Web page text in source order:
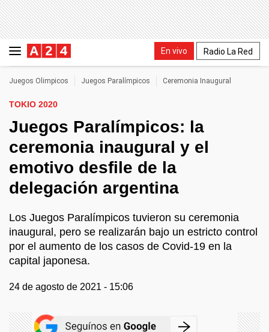
En vivo Radio La Red
Juegos Olimpicos Juegos Paralímpicos Ceremonia Inaugural
TOKIO 2020
Juegos Paralímpicos: la
ceremonia inaugural y el
emotivo desfile de la
delegación argentina
Los Juegos Paralímpicos tuvieron su ceremonia
inaugural, pero se realizarán bajo un estricto control
por el aumento de los casos de Covid-19 en la
capital japonesa.
24 de agosto de 2021 - 15:06